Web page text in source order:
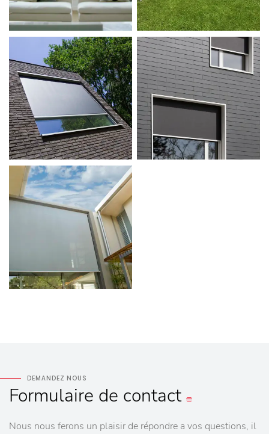
DEMANDEZ NOUS
Formulaire de contact
Nous nous ferons un plaisir de répondre a vos questions, il